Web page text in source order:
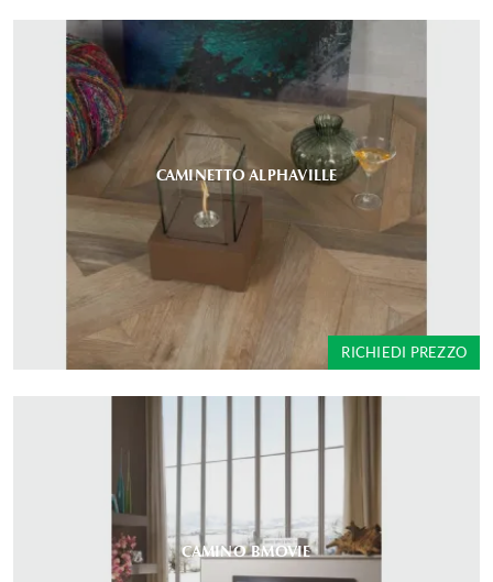
CAMINETTO ALPHAVILLE
RICHIEDI PREZZO
CAMINO BMOVIE